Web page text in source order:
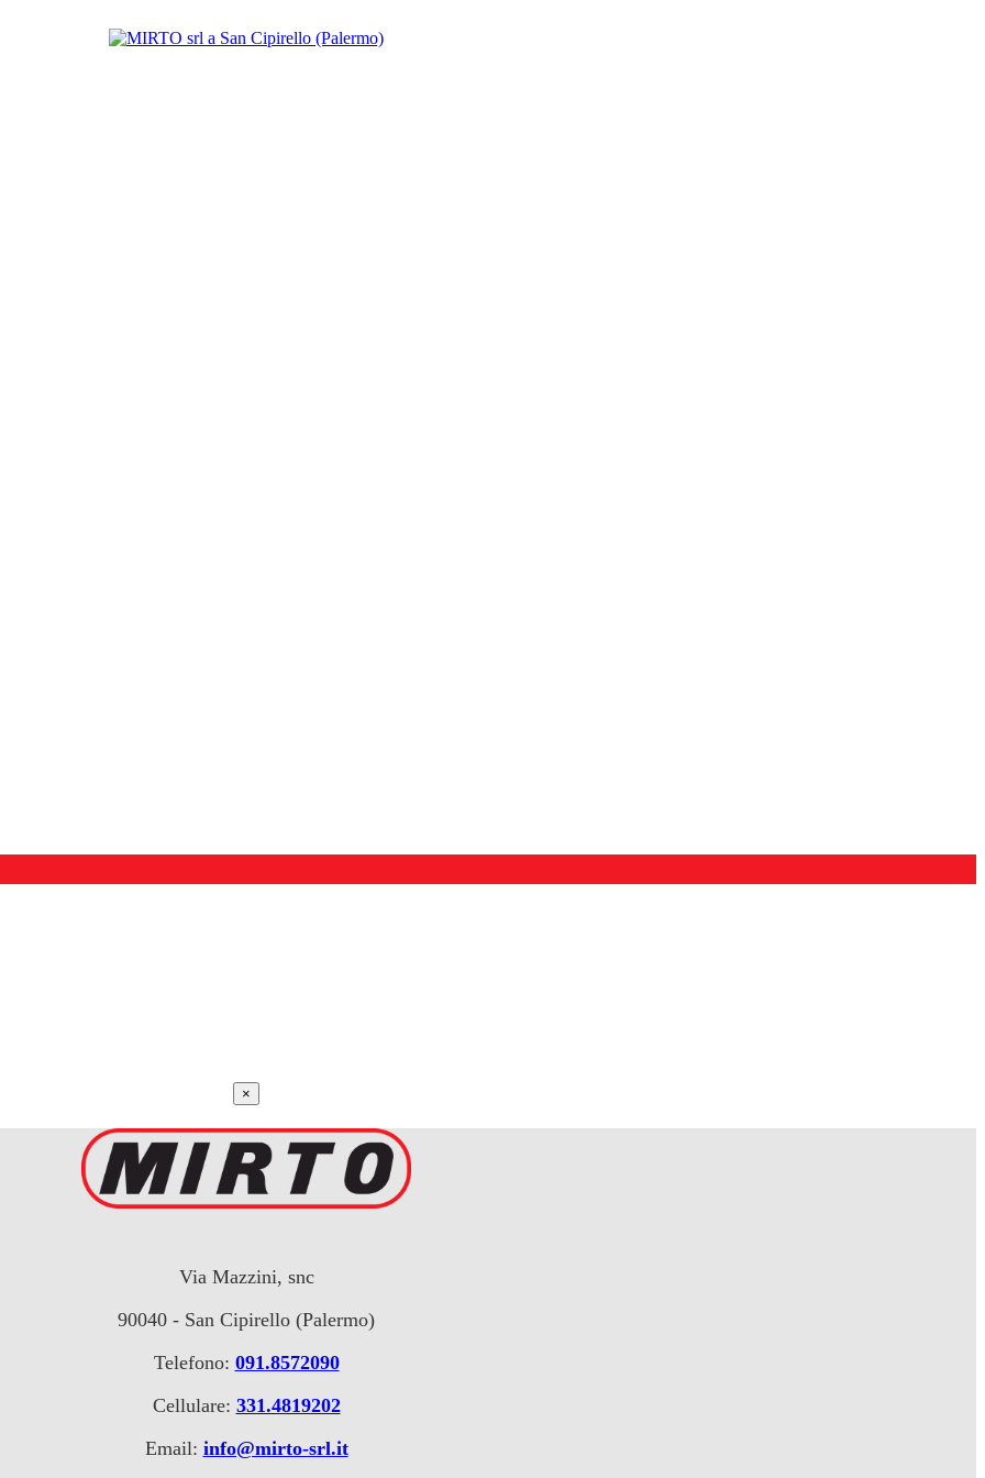
×
Via Mazzini, snc
90040 - San Cipirello (Palermo)
Telefono: 091.8572090
Cellulare: 331.4819202
Email: info@mirto-srl.it